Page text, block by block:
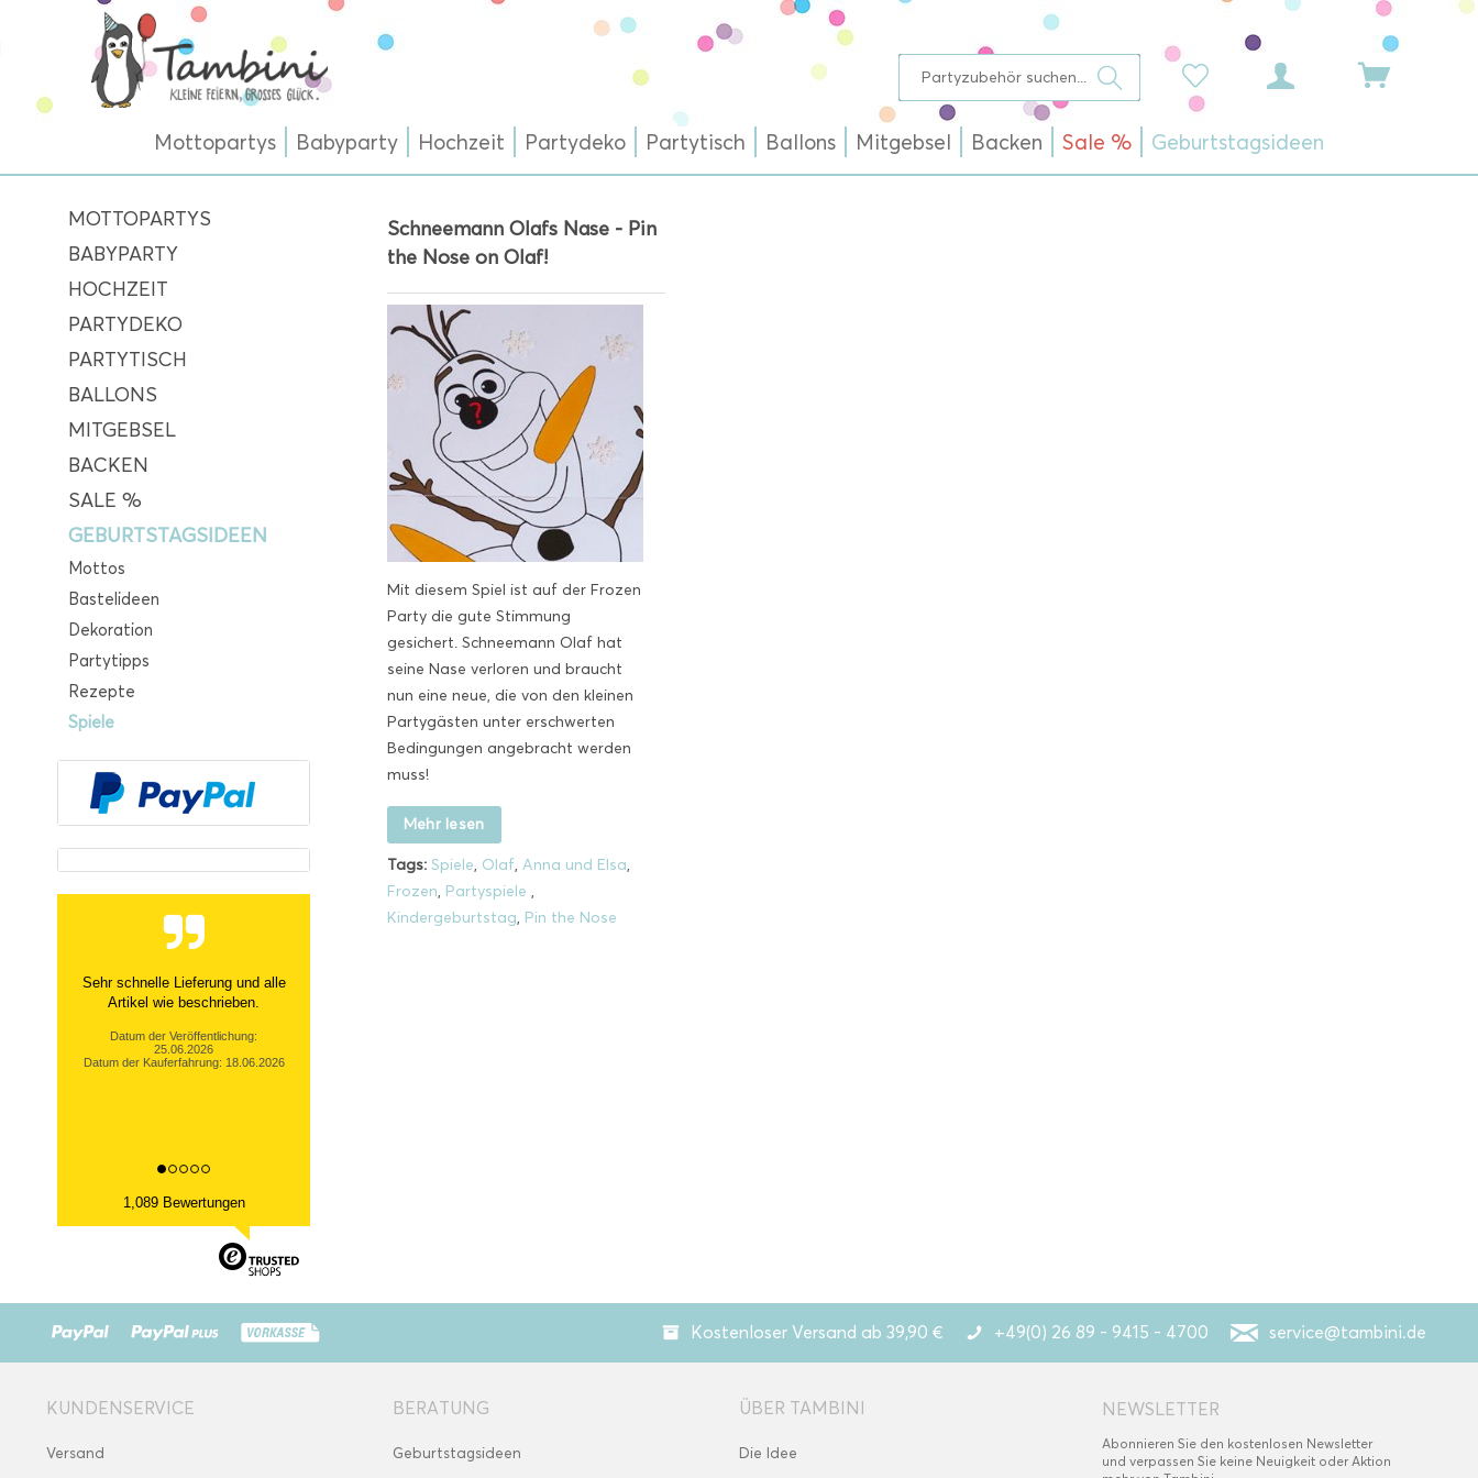
Mottopartys Babyparty Hochzeit Partydeko Partytisch Ballons Mitgebsel Backen Sale % Geburtstagsideen
MOTTOPARTYS
BABYPARTY
HOCHZEIT
PARTYDEKO
PARTYTISCH
BALLONS
MITGEBSEL
BACKEN
SALE %
GEBURTSTAGSIDEEN
Mottos
Bastelideen
Dekoration
Partytipps
Rezepte
Spiele
Sehr schnelle Lieferung und alle
Artikel wie beschrieben.
Datum der Veröffentlichung:
25.06.2026
Datum der Kauferfahrung: 18.06.2026
1,089 Bewertungen
Schneemann Olafs Nase - Pin
the Nose on Olaf!
Mit diesem Spiel ist auf der Frozen
Party die gute Stimmung
gesichert. Schneemann Olaf hat
seine Nase verloren und braucht
nun eine neue, die von den kleinen
Partygästen unter erschwerten
Bedingungen angebracht werden
muss!
Mehr lesen
Tags: Spiele, Olaf, Anna und Elsa,
Frozen, Partyspiele ,
Kindergeburtstag, Pin the Nose
Kostenloser Versand ab 39,90 € +49(0) 26 89 - 9415 - 4700 service@tambini.de
KUNDENSERVICE
Versand
BERATUNG
Geburtstagsideen
ÜBER TAMBINI
Die Idee
NEWSLETTER
Abonnieren Sie den kostenlosen Newsletter
und verpassen Sie keine Neuigkeit oder Aktion